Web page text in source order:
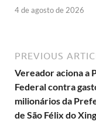
4 de agosto de 2026
PREVIOUS
Vereador aciona a
Federal contra
milionários da
de São Félix do